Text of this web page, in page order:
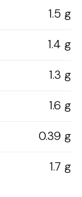
1.5 g
1.4 g
1.3 g
1.6 g
0.39 g
1.7 g